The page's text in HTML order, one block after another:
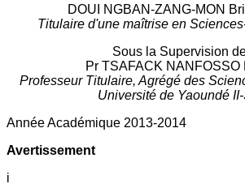
DOUI NGBAN-ZANG-MON
Titulaire d'une maîtrise en
Sous la Supervision
Pr TSAFACK NANFOSSO
Professeur Titulaire, Agrégé des
Université de Yaoundé
Année Académique 2013-2014
Avertissement
i